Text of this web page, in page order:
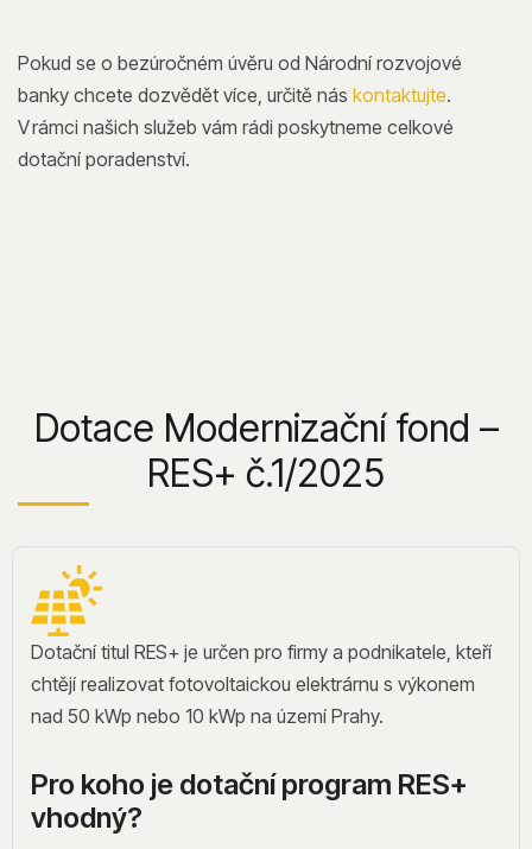
Pokud se o bezúročném úvěru od Národní rozvojové
banky chcete dozvědět více, určitě nás kontaktujte.
V rámci našich služeb vám rádi poskytneme celkové
dotační poradenství.
Dotace Modernizační fond –
RES+ č.1/2025
Dotační titul RES+ je určen pro firmy a podnikatele, kteří
chtějí realizovat fotovoltaickou elektrárnu s výkonem
nad 50 kWp nebo 10 kWp na území Prahy.
Pro koho je dotační program RES+
vhodný?